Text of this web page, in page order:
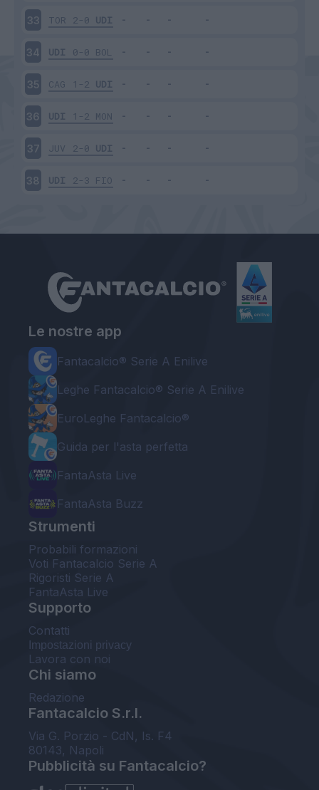
33 TOR 2-0 UDI
34 UDI 0-0 BOL
35 CAG 1-2 UDI
36 UDI 1-2 MON
37 JUV 2-0 UDI
38 UDI 2-3 FIO
Le nostre app
Fantacalcio® Serie A Enilive
Leghe Fantacalcio® Serie A Enilive
EuroLeghe Fantacalcio®
Guida per l'asta perfetta
FantaAsta Live
FantaAsta Buzz
Strumenti
Probabili formazioni
Voti Fantacalcio Serie A
Rigoristi Serie A
FantaAsta Live
Supporto
Contatti
Impostazioni privacy
Lavora con noi
Chi siamo
Redazione
Fantacalcio S.r.l.
Via G. Porzio - CdN, Is. F4
80143, Napoli
Pubblicità su Fantacalcio?